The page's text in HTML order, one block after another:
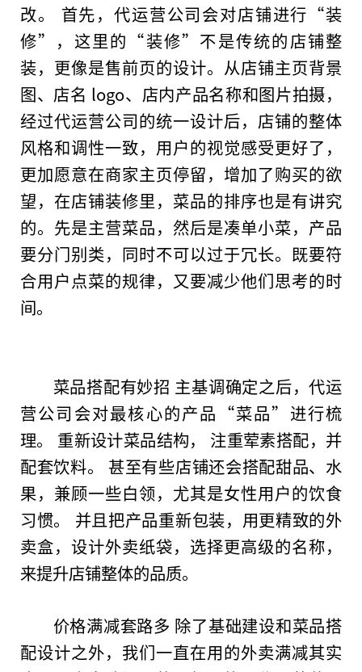
改。 首先，代运营公司会对店铺进行“装
修”，这里的“装修”不是传统的店铺整
装，更像是售前页的设计。从店铺主页背景
图、店名 logo、店内产品名称和图片拍摄，
经过代运营公司的统一设计后，店铺的整体
风格和调性一致，用户的视觉感受更好了，
更加愿意在商家主页停留，增加了购买的欲
望，在店铺装修里，菜品的排序也是有讲究
的。先是主营菜品，然后是凑单小菜，产品
要分门别类，同时不可以过于冗长。既要符
合用户点菜的规律，又要减少他们思考的时
间。
菜品搭配有妙招 主基调确定之后，代运
营公司会对最核心的产品“菜品”进行梳
理。 重新设计菜品结构， 注重荤素搭配，并
配套饮料。 甚至有些店铺还会搭配甜品、水
果，兼顾一些白领，尤其是女性用户的饮食
习惯。 并且把产品重新包装，用更精致的外
卖盒，设计外卖纸袋，选择更高级的名称，
来提升店铺整体的品质。
价格满减套路多 除了基础建设和菜品搭
配设计之外，我们一直在用的外卖满减其实